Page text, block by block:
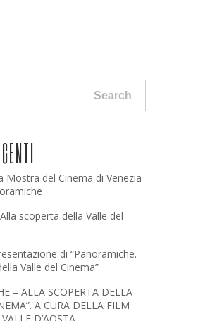
Search
Mostra del Cinema di Venezia
scoperta della Valle del
di “Panoramiche.
Valle del Cinema”
– ALLA SCOPERTA DELLA
A CURA DELLA FILM
D’AOSTA